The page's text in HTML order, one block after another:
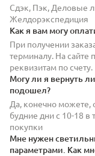
Сдэк, Пэк, Деловые
Желдорэкспедиция
Как я вам могу
При получении
терминалу. На сайте
реквизитам по счету.
Могу ли я вернуть
подошел?
Да, конечно можете,
будние дни с 10-18 в
покупки
Мне нужен
параметрами. Как